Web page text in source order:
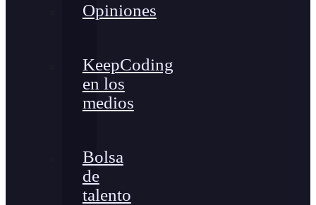
Opiniones
KeepCoding
en los
medios
Bolsa
de
talento